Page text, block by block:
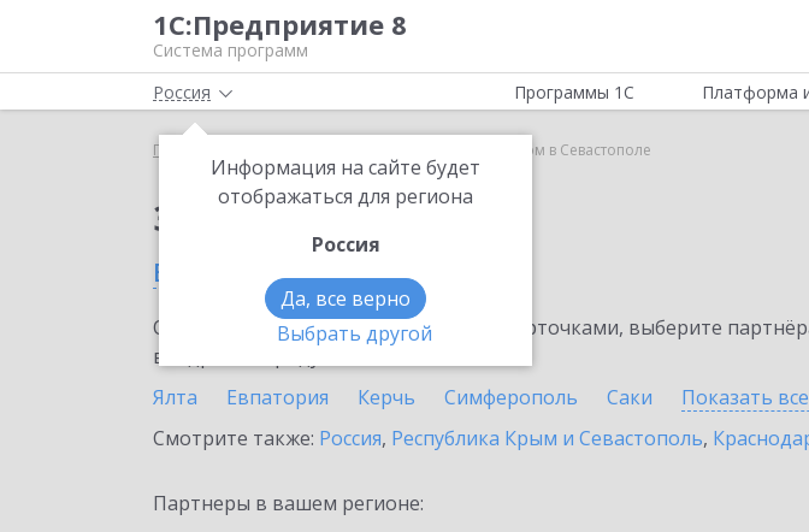
1С:Предприятие 8
Система программ
Россия
Информация на сайте будет
отображаться для региона
Россия
Да, все верно
Выбрать другой
Программы 1С Платформа
Главная 1С-Такском в Севастополе
Заказать 1С-Такском
в Севастополе
Ознакомьтесь с информационными карточками, выберите
внедрение продукта.
Ялта
Евпатория Керчь Симферополь Саки Показать
Смотрите также: Россия, Республика Крым и Севастополь,
Партнеры в вашем регионе: